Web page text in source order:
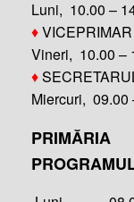
Luni, 10.00 –
♦VICEPRIMAR
Vineri, 10.00 –
♦
Miercuri, 09.00
PRIMĂRIA